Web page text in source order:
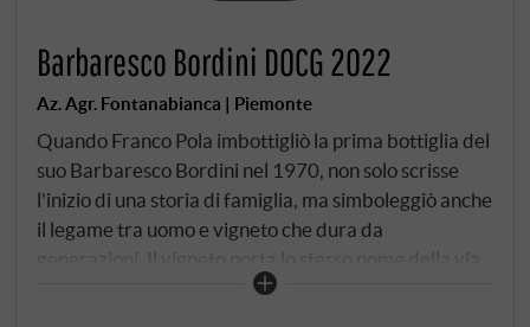
Barbaresco Bordini DOCG 2022
Az. Agr. Fontanabianca | Piemonte
Quando Franco Pola imbottigliò la prima bottiglia del
suo Barbaresco Bordini nel 1970, non solo scrisse
l'inizio di una storia di famiglia, ma simboleggiò anche
il legame tra uomo e vigneto che dura da
generazioni. Il vigneto porta lo stesso nome della via
su cui sorge la cantina – via Bordini 15 – e questa